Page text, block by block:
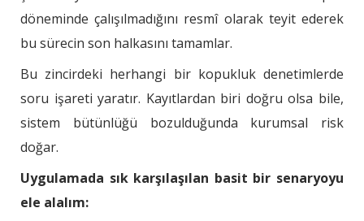
döneminde çalışılmadığını resmî olarak teyit ederek
bu sürecin son halkasını tamamlar.
Bu zincirdeki herhangi bir kopukluk denetimlerde
soru işareti yaratır. Kayıtlardan biri doğru olsa bile,
sistem bütünlüğü bozulduğunda kurumsal risk
doğar.
Uygulamada sık karşılaşılan basit bir senaryoyu
ele alalım: